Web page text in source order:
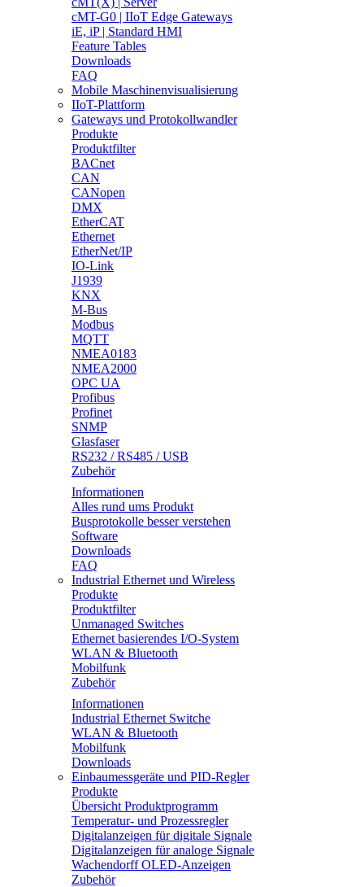
cMT-G0 | IIoT Edge Gateways
iE, iP | Standard HMI
Feature Tables
Downloads
FAQ
Mobile Maschinenvisualisierung
IIoT-Plattform
Gateways und Protokollwandler
Produkte
Produktfilter
BACnet
CAN
CANopen
DMX
EtherCAT
Ethernet
EtherNet/IP
IO-Link
J1939
KNX
M-Bus
Modbus
MQTT
NMEA0183
NMEA2000
OPC UA
Profibus
Profinet
SNMP
Glasfaser
RS232 / RS485 / USB
Zubehör
Informationen
Alles rund ums Produkt
Busprotokolle besser verstehen
Software
Downloads
FAQ
Industrial Ethernet und Wireless
Produkte
Produktfilter
Unmanaged Switches
Ethernet basierendes I/O-System
WLAN & Bluetooth
Mobilfunk
Zubehör
Informationen
Industrial Ethernet Switche
WLAN & Bluetooth
Mobilfunk
Downloads
Einbaumessgeräte und PID-Regler
Produkte
Übersicht Produktprogramm
Temperatur- und Prozessregler
Digitalanzeigen für digitale Signale
Digitalanzeigen für analoge Signale
Wachendorff OLED-Anzeigen
Zubehör